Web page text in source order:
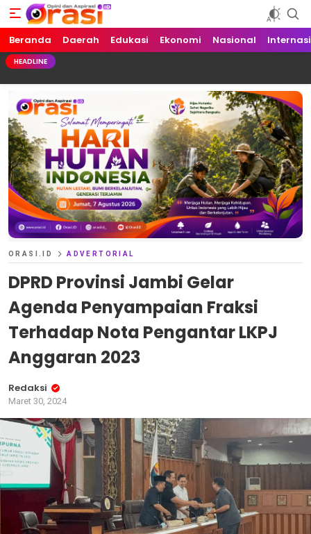
Orasi.ID
Opini dan Aspirasi!
Beranda Daerah Edukasi Ekonomi Nasional
HEADLINE
ORASI.ID ADVERTORIAL
DPRD Provinsi Jambi Gelar
Agenda Penyampaian Fraksi
Terhadap Nota Pengantar LKPJ
Anggaran 2023
Redaksi
Maret 30, 2024